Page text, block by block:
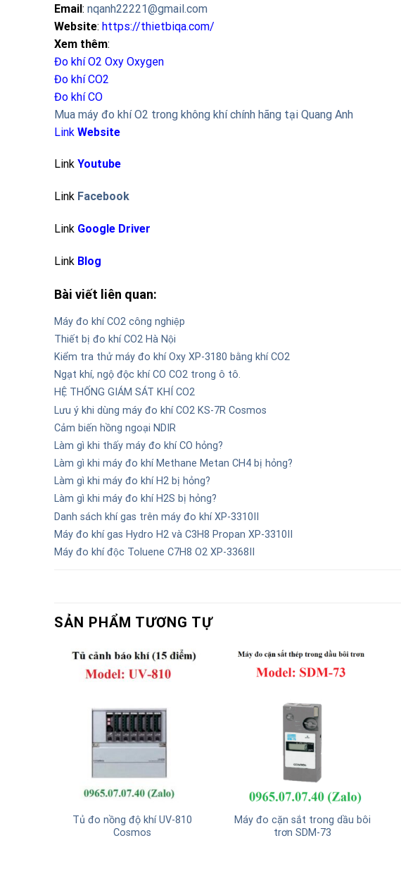
Email: nqanh22221@gmail.com
Website: https://thietbiqa.com/
Xem thêm:
Đo khí O2 Oxy Oxygen
Đo khí CO2
Đo khí CO
Mua máy đo khí O2 trong không khí chính hãng tại Quang Anh
Link Website
Link Youtube
Link Facebook
Link Google Driver
Link Blog
Bài viết liên quan:
Máy đo khí CO2 công nghiệp
Thiết bị đo khí CO2 Hà Nội
Kiểm tra thử máy đo khí Oxy XP-3180 bằng khí CO2
Ngạt khí, ngộ độc khí CO CO2 trong ô tô.
HỆ THỐNG GIÁM SÁT KHÍ CO2
Lưu ý khi dùng máy đo khí CO2 KS-7R Cosmos
Cảm biến hồng ngoại NDIR
Làm gì khi thấy máy đo khí CO hỏng?
Làm gì khi máy đo khí Methane Metan CH4 bị hỏng?
Làm gì khi máy đo khí H2 bị hỏng?
Làm gì khi máy đo khí H2S bị hỏng?
Danh sách khí gas trên máy đo khí XP-3310II
Máy đo khí gas Hydro H2 và C3H8 Propan XP-3310II
Máy đo khí độc Toluene C7H8 O2 XP-3368II
SẢN PHẨM TƯƠNG TỰ
Tủ đo nồng độ khí UV-810
Cosmos
Máy đo cặn sắt trong dầu bôi
trơn SDM-73